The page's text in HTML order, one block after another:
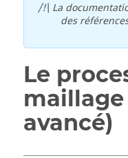
/!\ La
des
Le
avancé)